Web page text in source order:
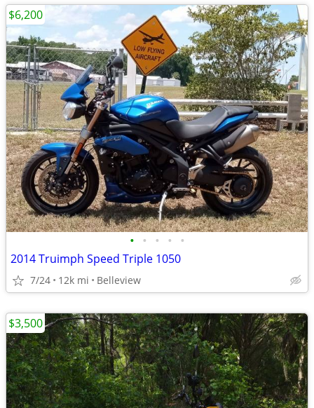
• • • • •
2014 Truimph Speed Triple 1050
7/24 12k mi Belleview
$6,200
$3,500